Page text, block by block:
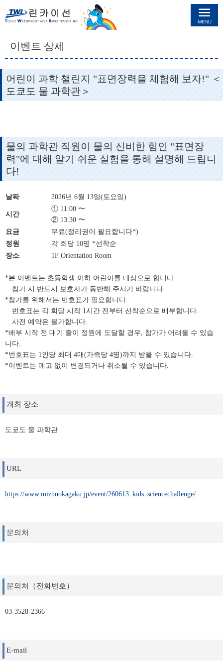
이벤트 상세
어린이 과학 챌린지 "표면장력을 체험해 보자!" ＜
도쿄도 물 과학관＞
물의 과학관 직원이 물의 신비한 힘인 "표면장
력"에 대해 알기 쉬운 실험을 통해 설명해 드립니
다!
날짜 2026년 6월 13일(토요일)
시간
① 11:00 〜
② 13:30 〜
요금
무료(정리권이 필요합니다*)
정원
각 회당 10명 *선착순
장소
1F Orientation Room
*본 이벤트는 초등학생 이하 어린이를 대상으로 합니다.
참가 시 반드시 보호자가 동반해 주시기 바랍니다.
*참가를 위해서는 번호표가 필요합니다.
번호표는 각 회당 시작 1시간 전부터 선착순으로 배부합니다.
사전 예약은 불가합니다.
*배부 시작 전 대기 줄이 정원에 도달할 경우, 참가가 어려울 수 있습
니다.
*번호표는 1인당 최대 4매(가족당 4명)까지 받을 수 있습니다.
*이벤트는 예고 없이 변경되거나 취소될 수 있습니다.
개최 장소
도쿄도 물 과학관
URL
https://www.mizunokagaku.jp/event/260613_kids_sciencechallenge/
문의처
문의처（전화번호）
03-3528-2366
E-mail